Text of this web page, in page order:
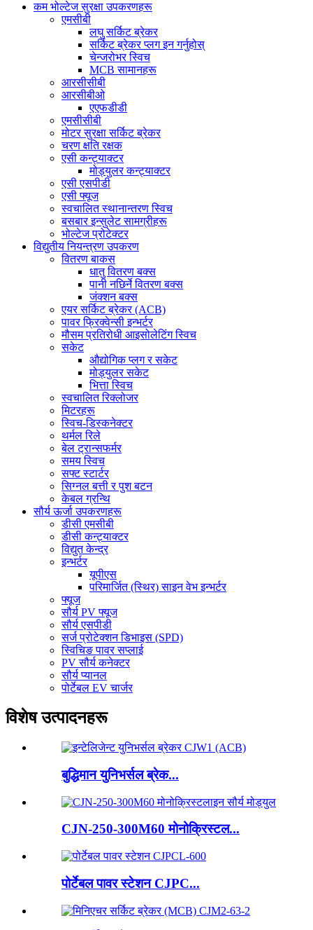
कम भोल्टेज सुरक्षा उपकरणहरू
एमसीबी
लघु सर्किट ब्रेकर
सर्किट ब्रेकर प्लग इन गर्नुहोस्
चेन्जरोभर स्विच
MCB सामानहरू
आरसीसीबी
आरसीबीओ
एएफडीडी
एमसीसीबी
मोटर सुरक्षा सर्किट ब्रेकर
चरण क्षति रक्षक
एसी कन्ट्याक्टर
मोड्युलर कन्ट्याक्टर
एसी एसपीडी
एसी फ्यूज
स्वचालित स्थानान्तरण स्विच
बसबार इन्सुलेट सामग्रीहरू
भोल्टेज प्रोटेक्टर
विद्युतीय नियन्त्रण उपकरण
वितरण बाकस
धातु वितरण बक्स
पानी नछिर्ने वितरण बक्स
जंक्शन बक्स
एयर सर्किट ब्रेकर (ACB)
पावर फ्रिक्वेन्सी इन्भर्टर
मौसम प्रतिरोधी आइसोलेटिंग स्विच
सकेट
औद्योगिक प्लग र सकेट
मोड्युलर सकेट
भित्ता स्विच
स्वचालित रिक्लोजर
मिटरहरू
स्विच-डिस्कनेक्टर
थर्मल रिले
बेल ट्रान्सफर्मर
समय स्विच
सफ्ट स्टार्टर
सिग्नल बत्ती र पुश बटन
केबल ग्रन्थि
सौर्य ऊर्जा उपकरणहरू
डीसी एमसीबी
डीसी कन्ट्याक्टर
विद्युत केन्द्र
इन्भर्टर
यूपीएस
परिमार्जित (स्थिर) साइन वेभ इन्भर्टर
फ्यूज
सौर्य PV फ्यूज
सौर्य एसपीडी
सर्ज प्रोटेक्शन डिभाइस (SPD)
स्विचिङ पावर सप्लाई
PV सौर्य कनेक्टर
सौर्य प्यानल
पोर्टेबल EV चार्जर
विशेष उत्पादनहरू
बुद्धिमान युनिभर्सल ब्रेक...
CJN-250-300M60 मोनोक्रिस्टल...
पोर्टेबल पावर स्टेशन CJPC...